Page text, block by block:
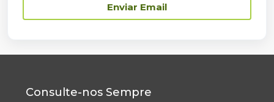
Enviar Email
Consulte-nos Sempre